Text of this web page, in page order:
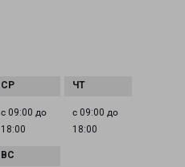
с 09:00 до
18:00
с 09:00 до
18:00